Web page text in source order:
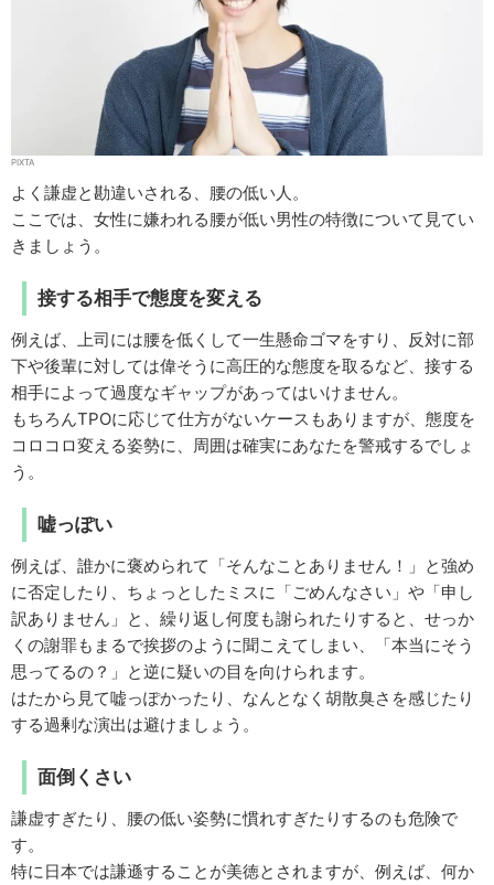
PIXTA
よく謙虚と勘違いされる、腰の低い人。
ここでは、女性に嫌われる腰が低い男性の特徴について見てい
きましょう。
接する相手で態度を変える
例えば、上司には腰を低くして一生懸命ゴマをすり、反対に部
下や後輩に対しては偉そうに高圧的な態度を取るなど、接する
相手によって過度なギャップがあってはいけません。
もちろんTPOに応じて仕方がないケースもありますが、態度を
コロコロ変える姿勢に、周囲は確実にあなたを警戒するでしょ
う。
嘘っぽい
例えば、誰かに褒められて「そんなことありません！」と強め
に否定したり、ちょっとしたミスに「ごめんなさい」や「申し
訳ありません」と、繰り返し何度も謝られたりすると、せっか
くの謝罪もまるで挨拶のように聞こえてしまい、「本当にそう
思ってるの？」と逆に疑いの目を向けられます。
はたから見て嘘っぽかったり、なんとなく胡散臭さを感じたり
する過剰な演出は避けましょう。
面倒くさい
謙虚すぎたり、腰の低い姿勢に慣れすぎたりするのも危険で
す。
特に日本では謙遜することが美徳とされますが、例えば、何か